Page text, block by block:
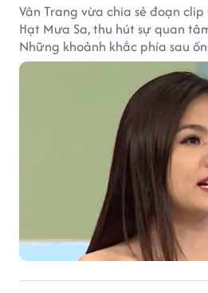
Vân Trang vừa chia sẻ đoạn
Hạt Mưa Sa, thu hút sự quan
Những khoảnh khắc phía sau
cảm đặc biệt mà nữ diễn viên